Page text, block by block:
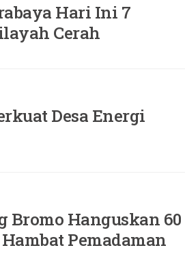
Hari Ini 7
Cerah
Desa Energi
Bromo Hanguskan 60
Pemadaman